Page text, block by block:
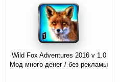
Wild Fox Adventures 2016 v 1.0
Мод много денег / без рекламы